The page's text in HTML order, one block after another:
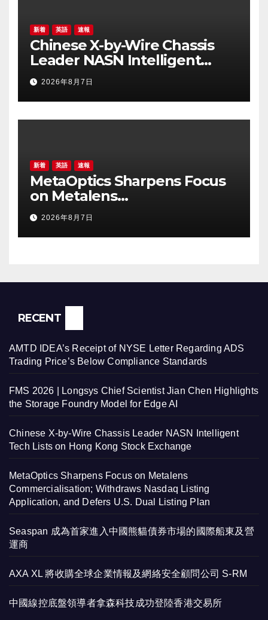
新着 英語 速報
Chinese X-by-Wire Chassis
Leader NASN Intelligent
Tech Lists on Hong Kong
Stock Exchange
2026年8月7日
新着 英語 速報
MetaOptics Sharpens Focus
on Metalens
Commercialisation;
Withdraws Nasdaq Listing
Application, and Defers U.S.
2026年8月7日
RECENT
AMTD IDEA’s Receipt of NYSE Letter Regarding ADS
Trading Price’s Below Compliance Standards
FMS 2026 | Longsys Chief Scientist Jian Chen Highlights
the Storage Foundry Model for Edge AI
Chinese X-by-Wire Chassis Leader NASN Intelligent
Tech Lists on Hong Kong Stock Exchange
MetaOptics Sharpens Focus on Metalens
Commercialisation; Withdraws Nasdaq Listing
Application, and Defers U.S. Dual Listing Plan
Seaspan 成為首家進入中國熊貓債券市場的國際船東及營
運商
AXA XL 將收購全球企業情報及網絡安全顧問公司 S-RM
中國線控底盤領導者拿森科技成功登陸香港交易所